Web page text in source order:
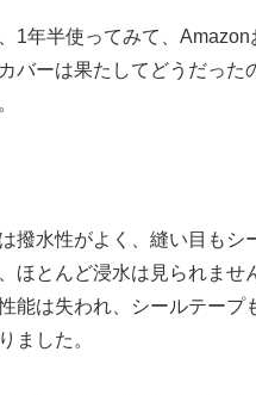
1年半使ってみて、
バーは果たしてどうだった
撥水性がよく、縫い目もシ
ほとんど浸水は見られませ
能は失われ、シールテープ
ました。